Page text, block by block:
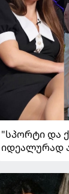
"სპორტი და
იდეალურად
მეუღლეზე,
სიყვარულზე